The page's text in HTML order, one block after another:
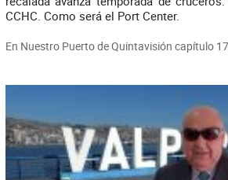
CCHC. Como será el Port Center.
En Nuestro Puerto de Quintavisión capítulo